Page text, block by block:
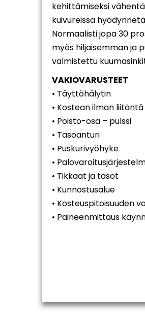
kehittämiseksi
kuivureissa
Normaalisti jopa 30
myös hiljaisemman ja
valmistettu
VAKIOVARUSTEET
• Täyttöhälytin
• Kostean ilman liitäntä
• Poisto-osa – pulssi
• Tasoanturi
• Puskurivyöhyke
•
• Tikkaat ja tasot
• Kunnostusalue
• Kosteuspitoisuuden
• Paineenmittaus